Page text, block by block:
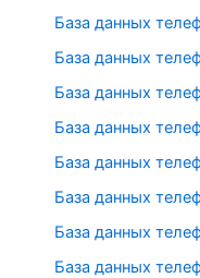
База данных
База данных
База данных
База данных
База данных
База данных
База данных
База данных